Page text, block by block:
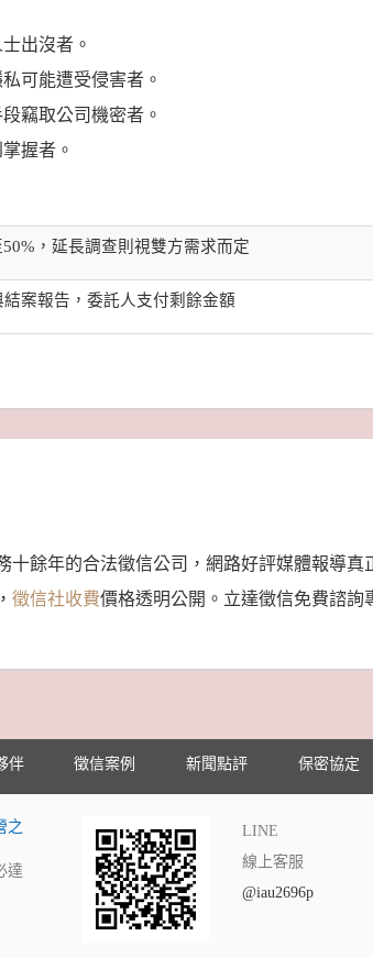
出沒者。
可能遭受侵害者。
竊取公司機密者。
握者。
，延長調查則視雙方需求而定
結案報告，委託人支付剩餘金額
十餘年的合法徵信公司，網路好評媒體報導真
徵信社收費價格透明公開。立達徵信免費諮詢
伴 徵信案例 新聞點評 保密協定
之
達
LINE
線上客服
@iau2696p